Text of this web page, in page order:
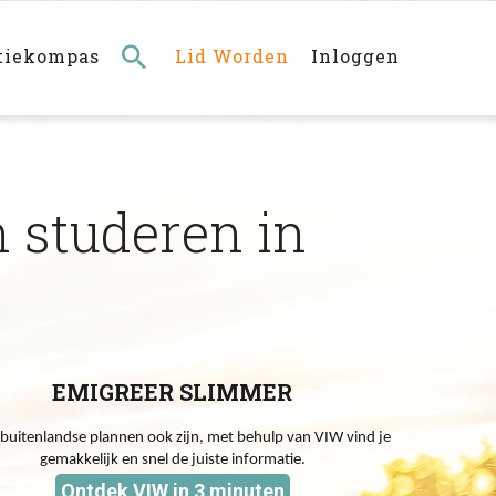
Main
rechts
Lid Worden Inloggen
studeren in
EMIGREER SLIMMER
plannen ook zijn, met behulp van VIW vind je
gemakkelijk en snel de juiste informatie.
Ontdek VIW in 3 minuten